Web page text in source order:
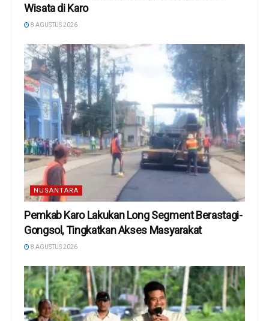
Wisata di Karo
8 AGUSTUS 2026
NUSANTARA
Pemkab Karo Lakukan Long Segment Berastagi-
Gongsol, Tingkatkan Akses Masyarakat
8 AGUSTUS 2026